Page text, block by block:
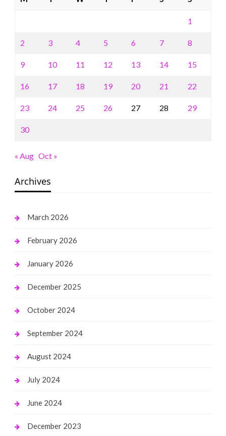
1
2 3 4 5 6 7 8
9 10 11 12 13 14 15
16 17 18 19 20 21 22
23 24 25 26 27 28 29
30
« Aug Oct »
Archives
March 2026
February 2026
January 2026
December 2025
October 2024
September 2024
August 2024
July 2024
June 2024
December 2023